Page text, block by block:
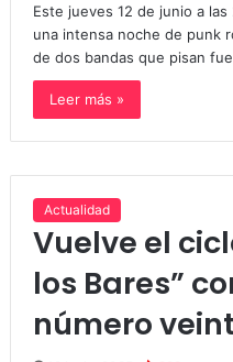
Este jueves 12 de junio a
una intensa noche de punk
de dos bandas que pisan
Leer más »
Actualidad
Vuelve el
los Bares”
número